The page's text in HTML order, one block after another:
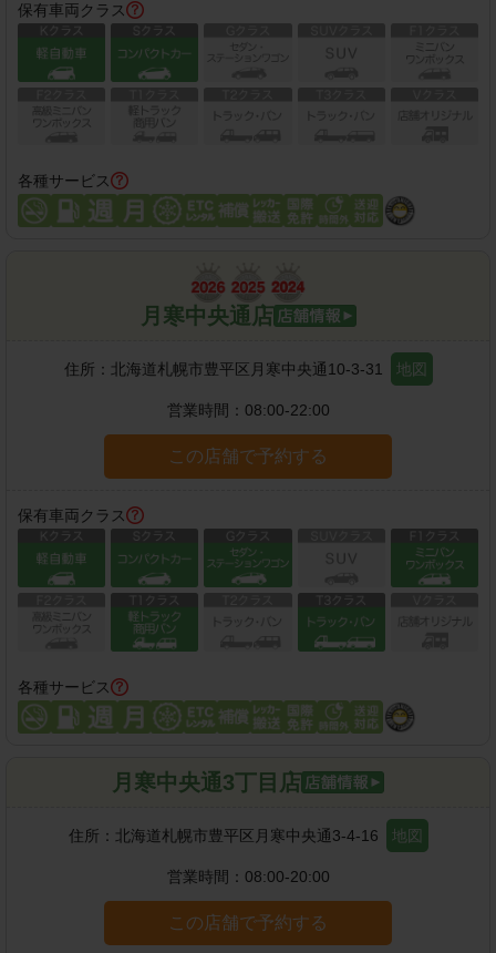
保有車両クラス
各種サービス
月寒中央通店
住所： 北海道札幌市豊平区月寒中央通10-3-31 地図
営業時間： 08:00-22:00
この店舗で予約する
保有車両クラス
各種サービス
月寒中央通3丁目店
住所： 北海道札幌市豊平区月寒中央通3-4-16 地図
営業時間： 08:00-20:00
この店舗で予約する